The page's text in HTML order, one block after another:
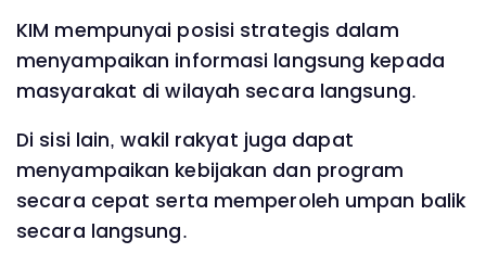
KIM mempunyai posisi strategis dalam
menyampaikan informasi langsung kepada
masyarakat di wilayah secara langsung.
Di sisi lain, wakil rakyat juga dapat
menyampaikan kebijakan dan program
secara cepat serta memperoleh umpan balik
secara langsung.